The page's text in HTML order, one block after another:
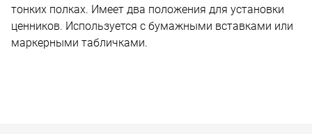
тонких полках. Имеет два положения для установки
ценников. Используется с бумажными вставками или
маркерными табличками.